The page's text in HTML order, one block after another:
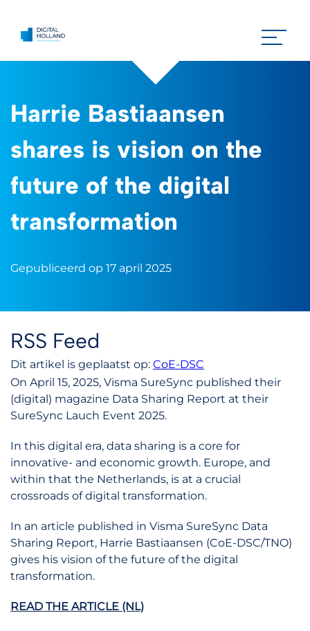
Harrie Bastiaansen
shares is vision on the
future of the digital
transformation
Gepubliceerd op 17 april 2025
RSS Feed
Dit artikel is geplaatst op: CoE-DSC
On April 15, 2025, Visma SureSync published their
(digital) magazine Data Sharing Report at their
SureSync Lauch Event 2025.
In this digital era, data sharing is a core for
innovative- and economic growth. Europe, and
within that the Netherlands, is at a crucial
crossroads of digital transformation.
In an article published in Visma SureSync Data
Sharing Report, Harrie Bastiaansen (CoE-DSC/TNO)
gives his vision of the future of the digital
transformation.
READ THE ARTICLE (NL)